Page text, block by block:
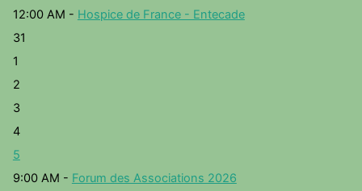
12:00 AM - Hospice de France - Entecade
31
1
2
3
4
5
9:00 AM - Forum des Associations 2026